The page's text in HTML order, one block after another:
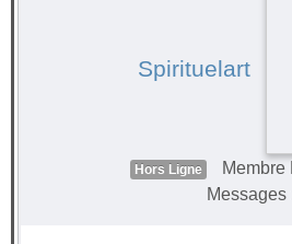
Spirituelart
Hors Ligne
Membre
Messages